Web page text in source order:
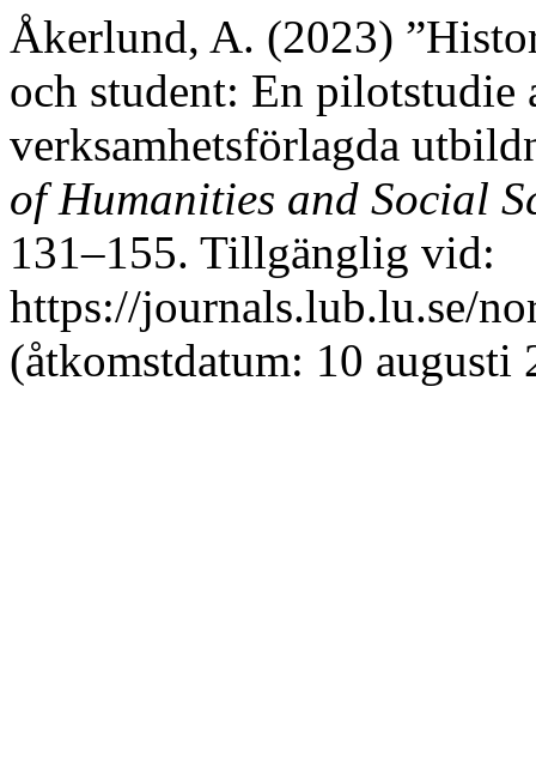
Åkerlund, A. (2023)
och student: En pilotstudie
verksamhetsförlagda
of Humanities and Social
131–155. Tillgänglig vid:
https://journals.lub.lu.se/
(åtkomstdatum: 10 augusti